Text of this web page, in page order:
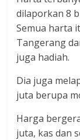
dilaporkan 8
Semua harta
Tangerang
juga hadiah.
Dia juga
juta berupa
Harga
juta, kas dan